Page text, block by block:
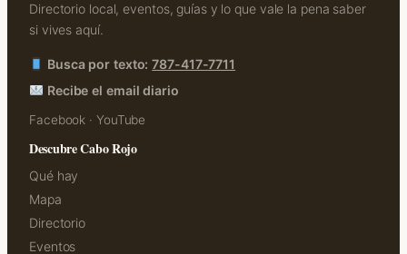
Directorio local, eventos, guías y lo que vale la pena saber
si vives aquí.
Busca por texto:787-417-7711
Recibe el email diario
Facebook · YouTube
Descubre Cabo Rojo
Qué hay
Mapa
Directorio
Eventos